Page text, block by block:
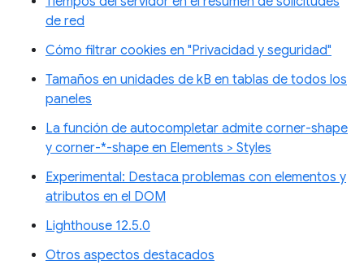
de red
Cómo filtrar cookies en "Privacidad y seguridad"
Tamaños en unidades de kB en tablas de todos los
paneles
La función de autocompletar admite corner-shape
y corner-*-shape en Elements > Styles
Experimental: Destaca problemas con elementos y
atributos en el DOM
Lighthouse 12.5.0
Otros aspectos destacados